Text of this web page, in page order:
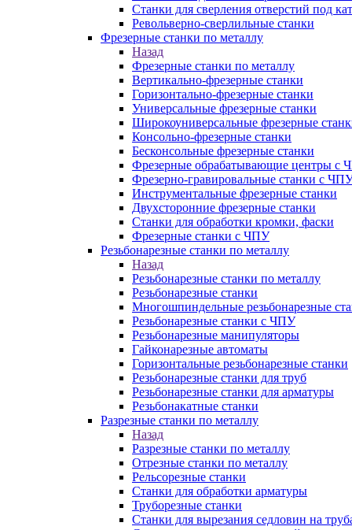
Станки для сверления отверстий под
Револьверно-сверлильные станки
Фрезерные станки по металлу
Назад
Фрезерные станки по металлу
Вертикально-фрезерные станки
Горизонтально-фрезерные станки
Универсальные фрезерные станки
Широкоуниверсальные фрезерные
Консольно-фрезерные станки
Бесконсольные фрезерные станки
Фрезерные обрабатывающие центры с
Фрезерно-гравировальные станки с
Инструментальные фрезерные станки
Двухсторонние фрезерные станки
Станки для обработки кромки, фаски
Фрезерные станки с ЧПУ
Резьбонарезные станки по металлу
Назад
Резьбонарезные станки по металлу
Резьбонарезные станки
Многошпиндельные резьбонарезные
Резьбонарезные станки с ЧПУ
Резьбонарезные манипуляторы
Гайконарезные автоматы
Горизонтальные резьбонарезные станки
Резьбонарезные станки для труб
Резьбонарезные станки для арматуры
Резьбонакатные станки
Разрезные станки по металлу
Назад
Разрезные станки по металлу
Отрезные станки по металлу
Рельсорезные станки
Станки для обработки арматуры
Труборезные станки
Станки для вырезания седловин на